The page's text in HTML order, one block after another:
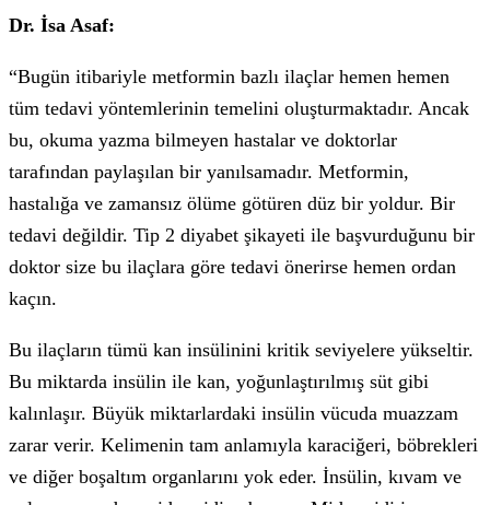
Dr. İsa Asaf:
“Bugün itibariyle metformin bazlı ilaçlar hemen hemen
tüm tedavi yöntemlerinin temelini oluşturmaktadır. Ancak
bu, okuma yazma bilmeyen hastalar ve doktorlar
tarafından paylaşılan bir yanılsamadır. Metformin,
hastalığa ve zamansız ölüme götüren düz bir yoldur. Bir
tedavi değildir. Tip 2 diyabet şikayeti ile başvurduğunu bir
doktor size bu ilaçlara göre tedavi önerirse hemen ordan
kaçın.
Bu ilaçların tümü kan insülinini kritik seviyelere yükseltir.
Bu miktarda insülin ile kan, yoğunlaştırılmış süt gibi
kalınlaşır. Büyük miktarlardaki insülin vücuda muazzam
zarar verir. Kelimenin tam anlamıyla karaciğeri, böbrekleri
ve diğer boşaltım organlarını yok eder. İnsülin, kıvam ve